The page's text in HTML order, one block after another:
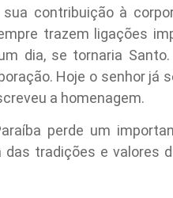
contribuição à
trazem ligações
dia, se tornaria Santo.
Hoje o senhor já
a homenagem.
perde um
tradições e valores